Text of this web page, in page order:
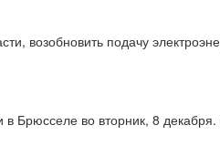
возобновить подачу
в Брюсселе во вторник, 8